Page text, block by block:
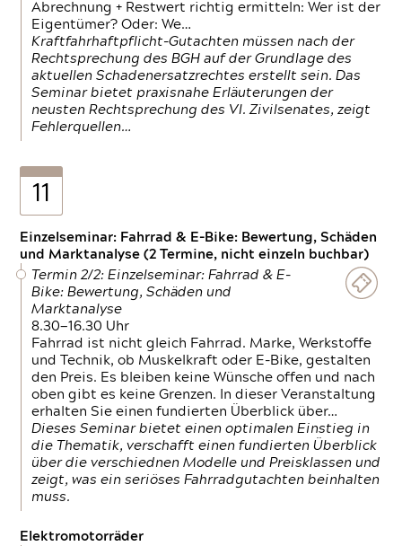
Abrechnung + Restwert richtig ermitteln: Wer ist der
Eigentümer? Oder: We…
Kraftfahrhaftpflicht-Gutachten müssen nach der
Rechtsprechung des BGH auf der Grundlage des
aktuellen Schadenersatzrechtes erstellt sein. Das
Seminar bietet praxisnahe Erläuterungen der
neusten Rechtsprechung des VI. Zivilsenates, zeigt
Fehlerquellen…
11
Einzelseminar: Fahrrad & E-Bike: Bewertung, Schäden
und Marktanalyse (2 Termine, nicht einzeln buchbar)
Termin 2/2: Einzelseminar: Fahrrad & E-
Bike: Bewertung, Schäden und
Marktanalyse
8.30—16.30 Uhr
Fahrrad ist nicht gleich Fahrrad. Marke, Werkstoffe
und Technik, ob Muskelkraft oder E-Bike, gestalten
den Preis. Es bleiben keine Wünsche offen und nach
oben gibt es keine Grenzen. In dieser Veranstaltung
erhalten Sie einen fundierten Überblick über…
Dieses Seminar bietet einen optimalen Einstieg in
die Thematik, verschafft einen fundierten Überblick
über die verschiednen Modelle und Preisklassen und
zeigt, was ein seriöses Fahrradgutachten beinhalten
muss.
Elektromotorräder